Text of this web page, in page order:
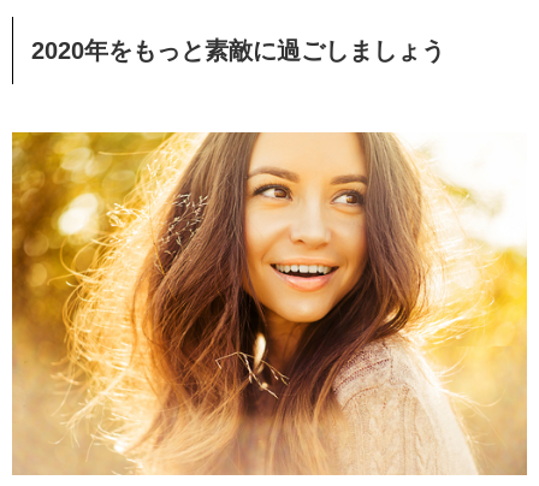
2020年をもっと素敵に過ごしましょう